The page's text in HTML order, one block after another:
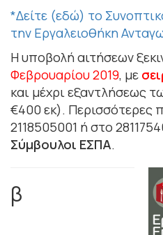
*Δείτε (εδώ) το
την Εργαλειοθήκη
Η υποβολή αιτήσεων
Φεβρουαρίου 2019, με
και μέχρι εξαντλήσεως
€400 εκ). Περισσότερες
2118505001 ή στο
Σύμβουλοι ΕΣΠΑ.
β